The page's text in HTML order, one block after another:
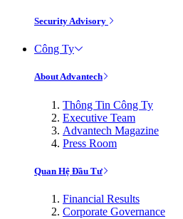
Security Advisory
Công Ty
About Advantech
Thông Tin Công Ty
Executive Team
Advantech Magazine
Press Room
Quan Hệ Đầu Tư
Financial Results
Corporate Governance